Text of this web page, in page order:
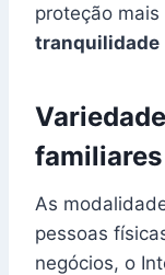
proteção
tranquilidade
As
pessoas
negócios, o